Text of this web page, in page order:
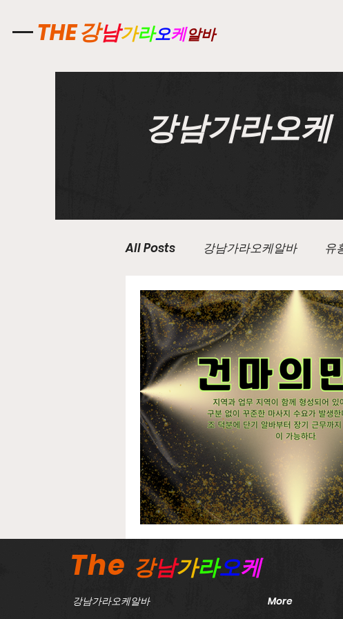
강남가라오케알바
THE
강남가라오케
All Posts 강남가라오케알바 유
유흥업소알바 노래주점알바
노래방보도이야기 강서구마사
태국마사지구인 스웨디시알바
농사주휴수당 농촌주휴수당
The 강남가라오케
강남가라오케알바 More